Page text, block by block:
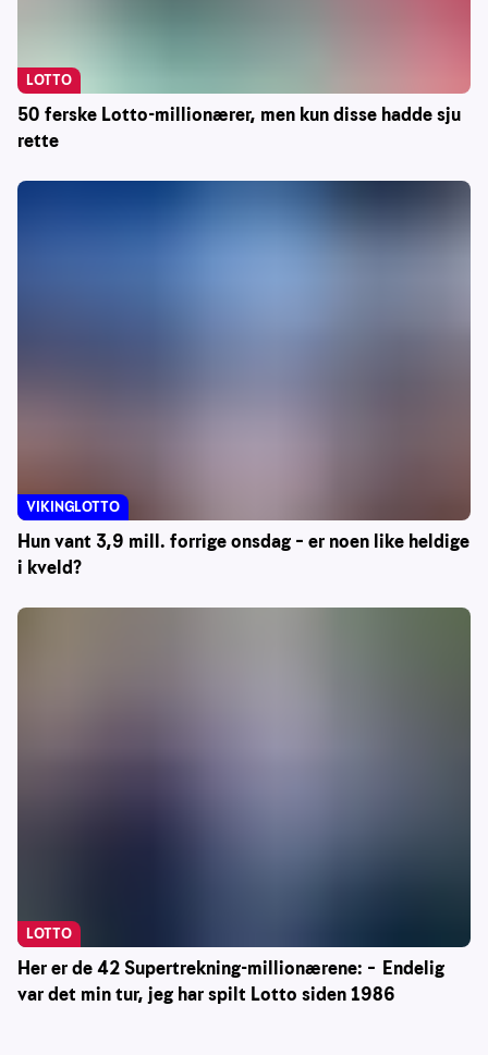
50 ferske Lotto-millionærer, men kun disse hadde sju
rette
LOTTO
Hun vant 3,9 mill. forrige onsdag – er noen like heldige
i kveld?
VIKINGLOTTO
Her er de 42 Supertrekning-millionærene: – Endelig
var det min tur, jeg har spilt Lotto siden 1986
LOTTO